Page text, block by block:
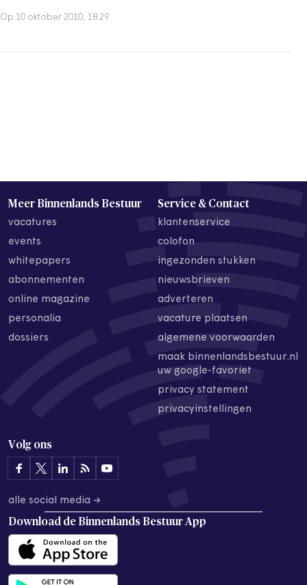
Op 10 oktober 2010, 18:29
Meer Binnenlands Bestuur
vacatures
events
whitepapers
abonnementen
online magazine
personalia
dossiers
Service & Contact
klantenservice
colofon
ingezonden stukken
nieuwsbrieven
adverteren
vacature plaatsen
algemene voorwaarden
maak binnenlandsbestuur.nl
uw google-favoriet
privacy statement
privacyinstellingen
Volg ons
alle social media →
Download de Binnenlands Bestuur App